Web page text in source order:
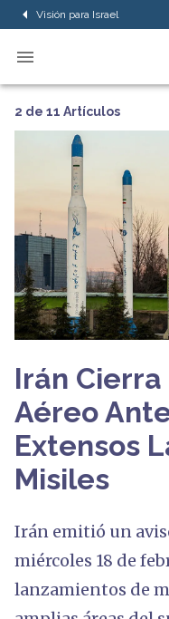
Visión para Israel
2 de 11 Artículos
Irán
Aéreo
Extensos
Misiles
Irán emitió un
miércoles 18 de
lanzamientos de